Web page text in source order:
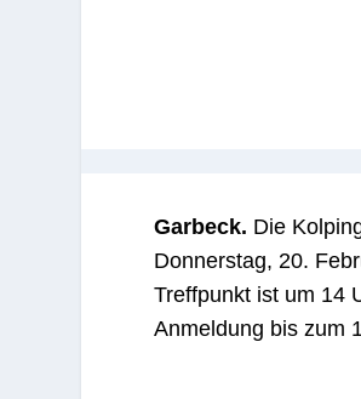
Garbeck. Die
Donnerstag, 20.
Treffpunkt ist um 14
Anmeldung bis zum